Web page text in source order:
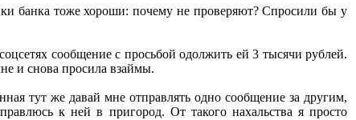
банка тоже хороши: почему не проверяют? Спросили бы у
сообщение с просьбой одолжить ей 3 тысячи рублей.
и снова просила взаймы.
тут же давай мне отправлять одно сообщение за другим,
к ней в пригород. От такого нахальства я просто